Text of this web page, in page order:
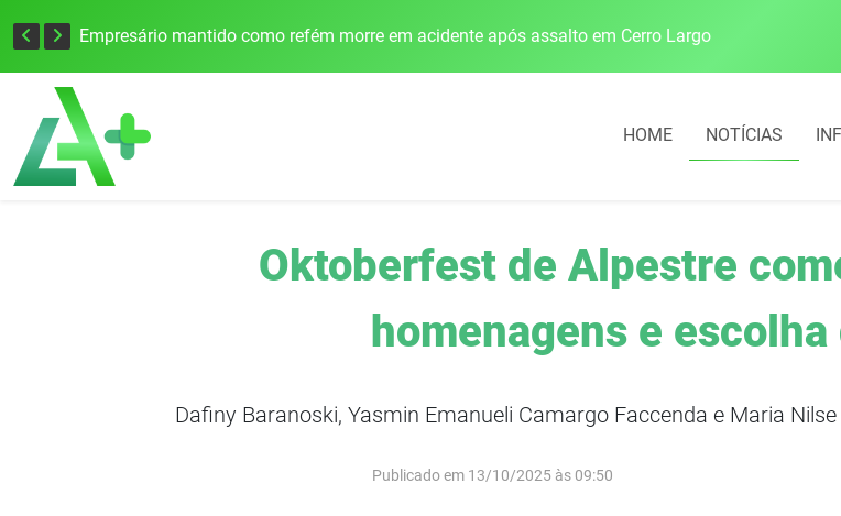
Empresário mantido como refém morre em acidente após assalto em Cerro Largo
HOME NOTÍCIAS
Oktoberfest de Alpestre
homenagens e
Dafiny Baranoski, Yasmin Emanueli Camargo Faccenda e Maria
Publicado em 13/10/2025 às 09:50